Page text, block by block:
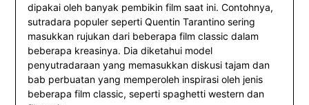
dipakai oleh banyak pembikin film saat ini. Contohnya,
sutradara populer seperti Quentin Tarantino sering
masukkan rujukan dari beberapa film classic dalam
beberapa kreasinya. Dia diketahui model
penyutradaraan yang memasukkan diskusi tajam dan
bab perbuatan yang memperoleh inspirasi oleh jenis
beberapa film classic, seperti spaghetti western dan